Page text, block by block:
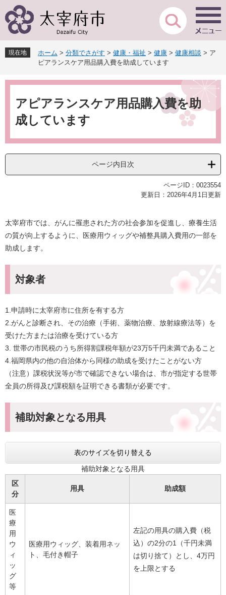
ー
先
頭
す
ニ
を
飛
し
現在地 ホーム > 分類でさがす > 健康・福祉 > 健康 > 健康相談 > ア
ピアランスケア用品購入費を助成しています
本
アピアランスケア用品購入費を助
成しています
ページ内目次
ページID：0023554
更新日：2026年4月1日更新
太宰府市では、がんに罹患された方の社会参加を促進し、療養生活
の質が向上するように、医療用ウィッグや補整具購入費用の一部を
助成します。
対象者
1.申請時に太宰府市に住所を有する方
​2.がんと診断され、その治療（手術、薬物治療、放射線療法等）を
受けた方または治療を受けている方
3. 世帯の市民税のうち所得割課税年額が23万5千円未満であること
4.福岡県内の他の自治体から同様の助成を受けたことがない方
（注意）課税状況等が市で確認できない場合は、市が指定する世帯
全員の所得及び課税額を証明できる書類が必要です。
補助対象となる用具
表のサイズを切り替える
補助対象となる用具
区
分
用具 助成額
医
療
用
ウ
ィ
ッ
グ
等
医療用ウィッグ、装着用ネッ
ト、毛付き帽子
左記の用具の購入費（税
込）の2分の1（千円未満
は切り捨て）とし、4万円
を上限とする